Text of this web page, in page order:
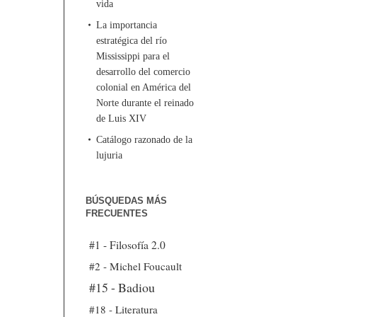
vida
La importancia
estratégica del río
Mississippi para el
desarrollo del comercio
colonial en América del
Norte durante el reinado
de Luis XIV
Catálogo razonado de la
lujuria
BÚSQUEDAS MÁS
FRECUENTES
#1 - Filosofía 2.0
#2 - Michel Foucault
#15 - Badiou
#18 - Literatura